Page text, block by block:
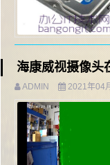
海康威视摄像头
ADMIN 2021年04